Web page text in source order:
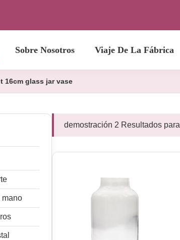
Sobre Nosotros Viaje De La Fábrica
16cm glass jar vase
mano
demostración 2 Resultados para